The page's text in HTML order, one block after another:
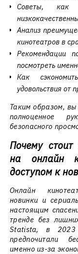
Советы,
Анализ
кинотеатров в
Рекомендации
посмотреть
Как
удовольствия от
Таким образом, вы
полноценное
безопасного
Почему
на онлайн
доступом к
Онлайн
новинки и
настоящим
тренде без
Statista, в 2023
предпочитали
именно из-за